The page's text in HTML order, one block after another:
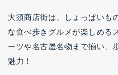
大須商店街は、しょっぱいも
な食べ歩きグルメが楽しめる
ーツや名古屋名物まで揃い、
魅力！